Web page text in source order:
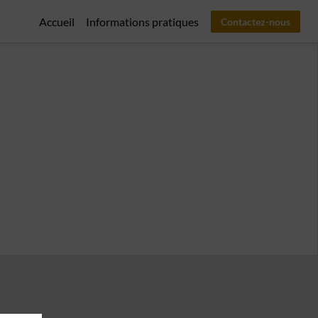
Accueil Informations pratiques Contactez-nous